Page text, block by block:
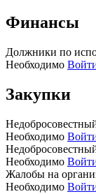
Финансы
Должники по
Необходимо
Закупки
Необходимо
Необходимо
Жалобы на
Необходимо